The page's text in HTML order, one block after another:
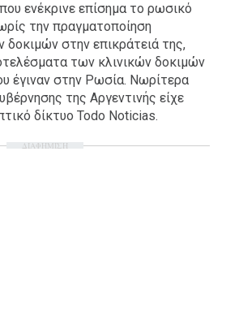
ενέκρινε επίσημα το ρωσικό
την πραγματοποίηση
στην επικράτειά της,
των κλινικών δοκιμών
έγιναν στην Ρωσία. Νωρίτερα
της Αργεντινής είχε
δίκτυο Todo Noticias.
ΔΙΑΦΗΜΙΣΗ